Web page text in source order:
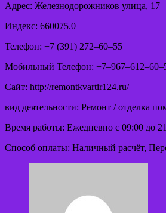
Адрес: Железнодорожников улица, 17
Индекс: 660075.0
Телефон: +7 (391) 272‒60‒55
Мобильный Телефон:
Сайт: http://remontkvartir124.ru/
вид деятельности: Ремонт / отделка
Время работы: Ежедневно с 09:00 до
Способ оплаты: Наличный расчёт,